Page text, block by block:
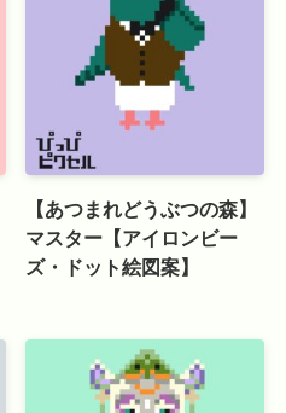
【あつまれどうぶつの森】
マスター【アイロンビー
ズ・ドット絵図案】